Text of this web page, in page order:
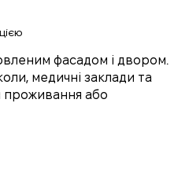
фасадом і двором.
медичні заклади та
проживання або